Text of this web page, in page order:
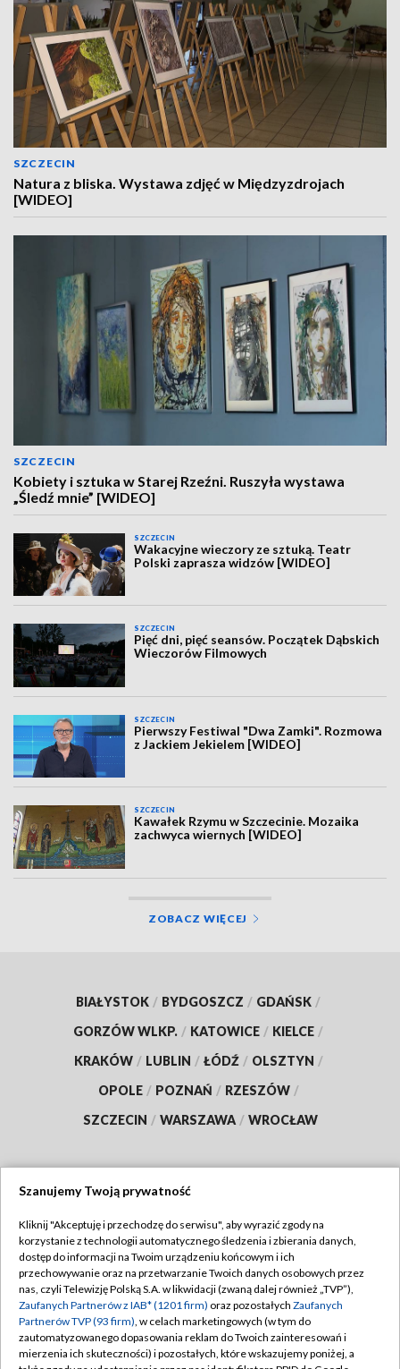
SZCZECIN
Natura z bliska. Wystawa zdjęć w Międzyzdrojach
[WIDEO]
SZCZECIN
Kobiety i sztuka w Starej Rzeźni. Ruszyła wystawa
„Śledź mnie” [WIDEO]
SZCZECIN
Wakacyjne wieczory ze sztuką. Teatr
Polski zaprasza widzów [WIDEO]
SZCZECIN
Pięć dni, pięć seansów. Początek Dąbskich
Wieczorów Filmowych
SZCZECIN
Pierwszy Festiwal "Dwa Zamki". Rozmowa
z Jackiem Jekielem [WIDEO]
SZCZECIN
Kawałek Rzymu w Szczecinie. Mozaika
zachwyca wiernych [WIDEO]
ZOBACZ WIĘCEJ
BIAŁYSTOK / BYDGOSZCZ / GDAŃSK /
GORZÓW WLKP. / KATOWICE / KIELCE /
KRAKÓW / LUBLIN / ŁÓDŹ / OLSZTYN /
OPOLE / POZNAŃ / RZESZÓW /
SZCZECIN / WARSZAWA / WROCŁAW
TVP
Abonament TVP
Emisja w TVP
Centrum informacji TVP
Naziemna Telewizja Cyfrowa
Regulamin TVP
Polityka prywatności
Moje zgody
Pomoc
Szanujemy Twoją prywatność
Kliknij "Akceptuję i przechodzę do serwisu", aby wyrazić zgody na
korzystanie z technologii automatycznego śledzenia i zbierania danych,
dostęp do informacji na Twoim urządzeniu końcowym i ich
przechowywanie oraz na przetwarzanie Twoich danych osobowych przez
nas, czyli Telewizję Polską S.A. w likwidacji (zwaną dalej również „TVP”),
Zaufanych Partnerów z IAB* (1201 firm) oraz pozostałych Zaufanych
Partnerów TVP (93 firm), w celach marketingowych (w tym do
zautomatyzowanego dopasowania reklam do Twoich zainteresowań i
mierzenia ich skuteczności) i pozostałych, które wskazujemy poniżej, a